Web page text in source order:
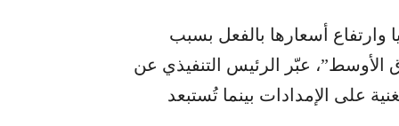
وارتفاع أسعارها بالفعل بسبب
عبّر الرئيس التنفيذي عن
على الإمدادات بينما تُستبعد